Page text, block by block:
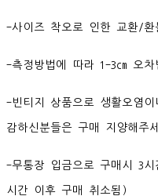
-사이즈 착오로 인한 교환/환
-측정방법에 따라 1-3cm 오
-빈티지 상품으로 생활오염
감하신분들은 구매 지양해주
-무통장 입금으로 구매시 3
시간 이후 구매 취소됨)